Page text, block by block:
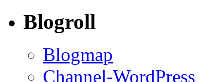
Blogroll
Blogmap
Channel-WordPress